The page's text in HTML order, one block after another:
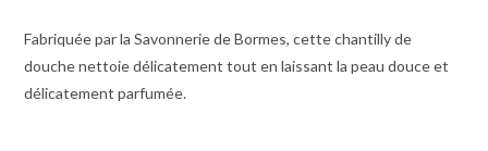
Fabriquée par la Savonnerie de Bormes, cette chantilly de
douche nettoie délicatement tout en laissant la peau douce et
délicatement parfumée.